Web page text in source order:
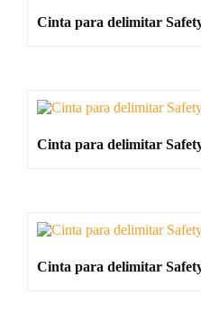
Cinta para delimitar
Cinta para delimitar
Cinta para delimitar